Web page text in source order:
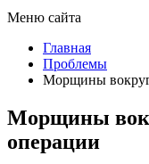
Меню сайта
Главная
Проблемы
Морщины вокруг
Морщины
операции